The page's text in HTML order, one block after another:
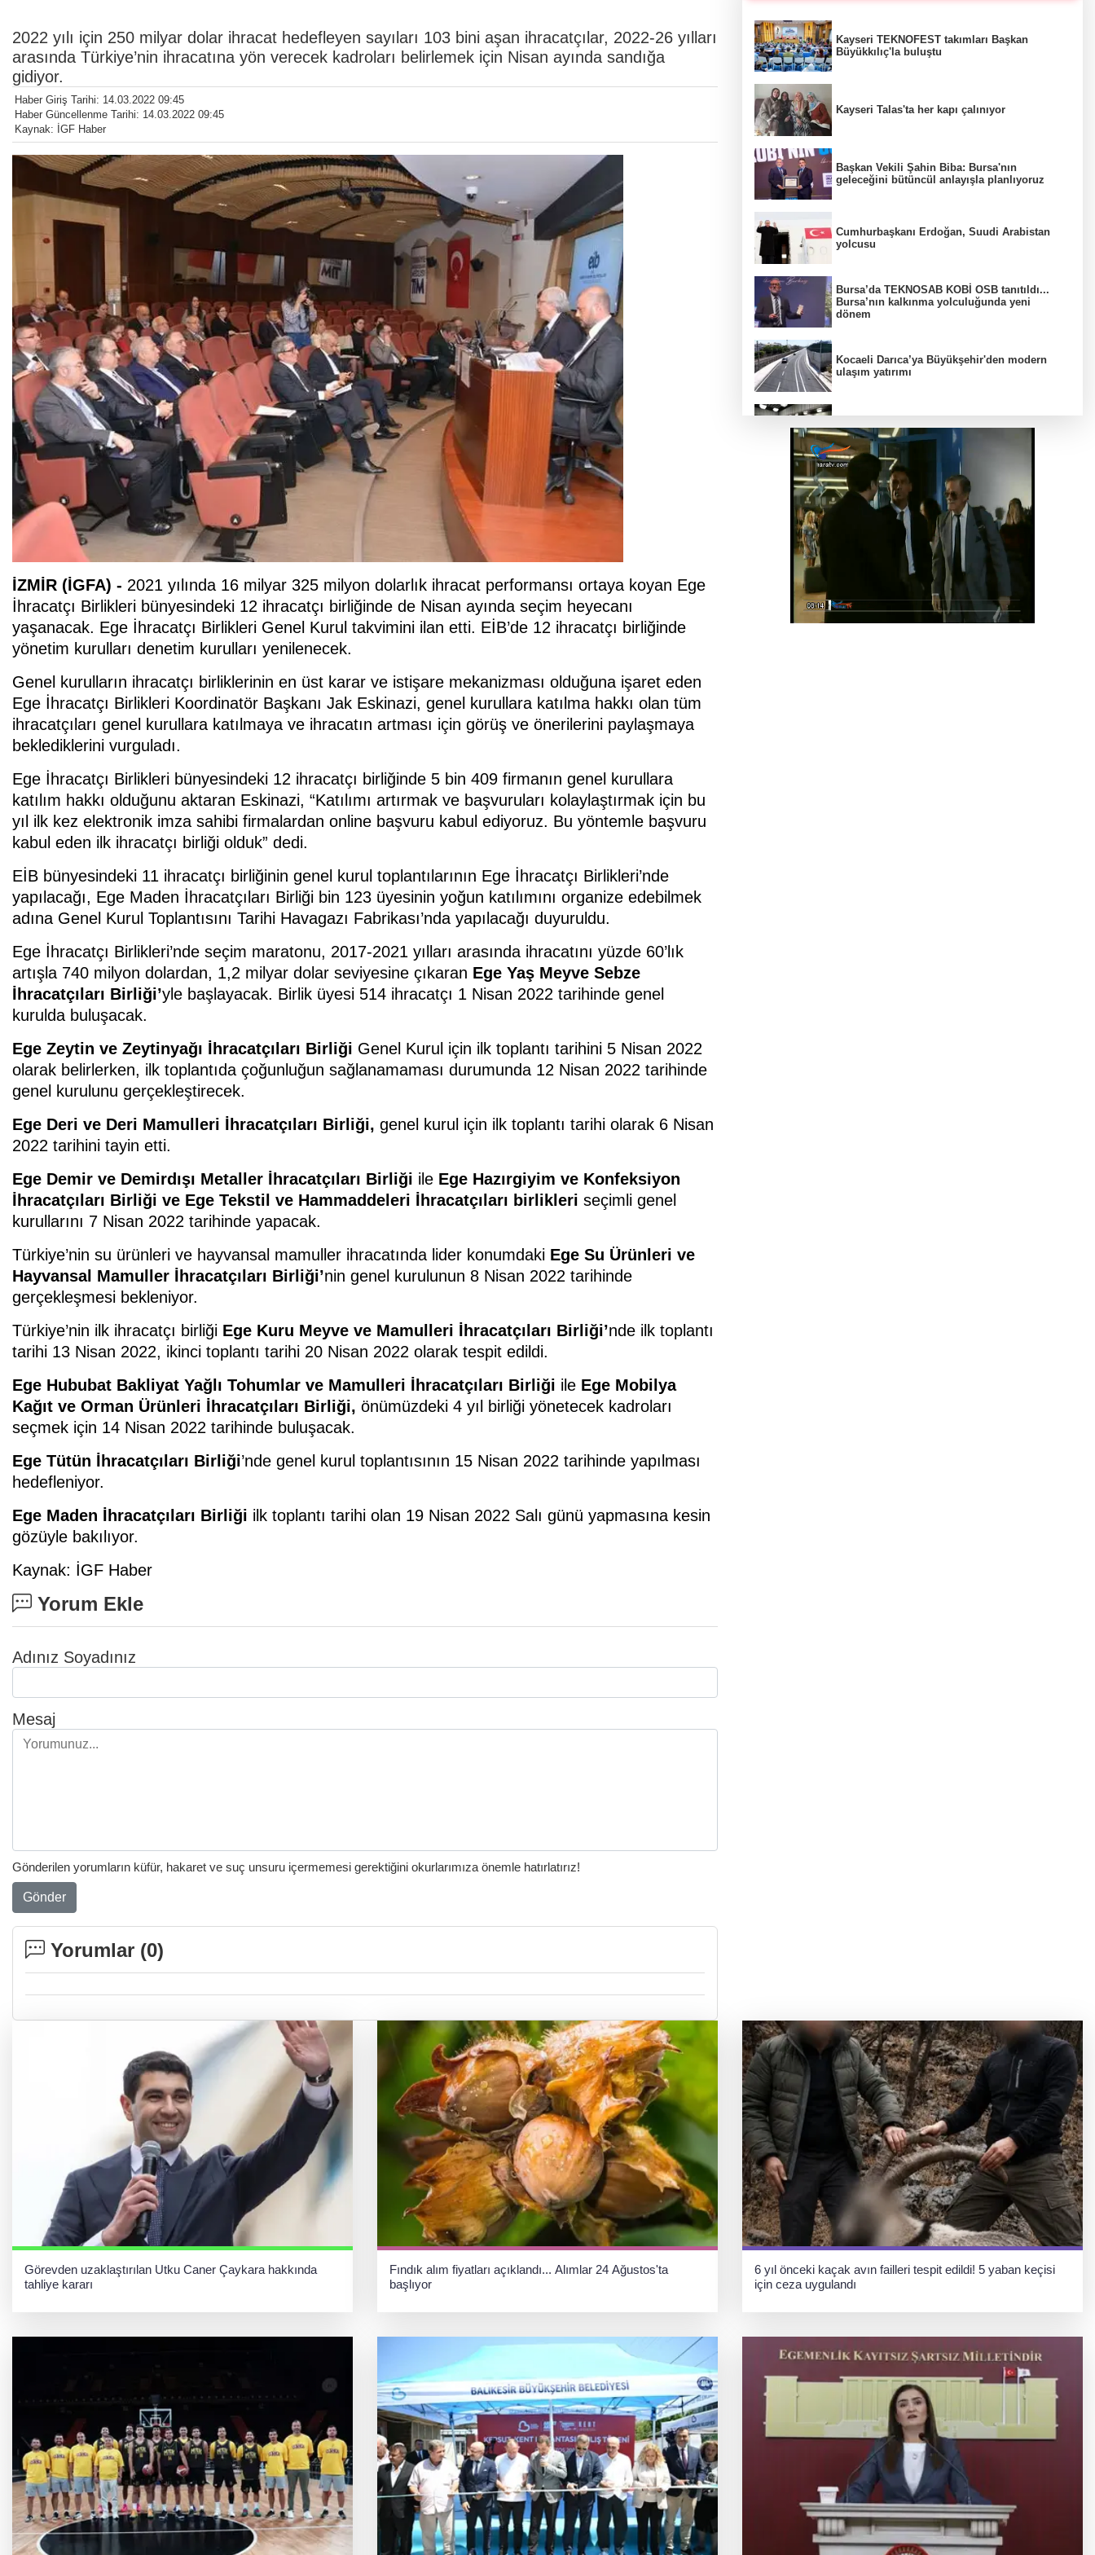
2022 yılı için 250 milyar dolar ihracat hedefleyen sayıları 103 bini aşan ihracatçılar, 2022-26 yılları
arasında Türkiye’nin ihracatına yön verecek kadroları belirlemek için Nisan ayında sandığa
gidiyor.
Haber Giriş Tarihi: 14.03.2022 09:45
Haber Güncellenme Tarihi: 14.03.2022 09:45
Kaynak: İGF Haber
İZMİR (İGFA) - 2021 yılında 16 milyar 325 milyon dolarlık ihracat performansı ortaya koyan Ege
İhracatçı Birlikleri bünyesindeki 12 ihracatçı birliğinde de Nisan ayında seçim heyecanı
yaşanacak. Ege İhracatçı Birlikleri Genel Kurul takvimini ilan etti. EİB’de 12 ihracatçı birliğinde
yönetim kurulları denetim kurulları yenilenecek.
Genel kurulların ihracatçı birliklerinin en üst karar ve istişare mekanizması olduğuna işaret eden
Ege İhracatçı Birlikleri Koordinatör Başkanı Jak Eskinazi, genel kurullara katılma hakkı olan tüm
ihracatçıları genel kurullara katılmaya ve ihracatın artması için görüş ve önerilerini paylaşmaya
beklediklerini vurguladı.
Ege İhracatçı Birlikleri bünyesindeki 12 ihracatçı birliğinde 5 bin 409 firmanın genel kurullara
katılım hakkı olduğunu aktaran Eskinazi, “Katılımı artırmak ve başvuruları kolaylaştırmak için bu
yıl ilk kez elektronik imza sahibi firmalardan online başvuru kabul ediyoruz. Bu yöntemle başvuru
kabul eden ilk ihracatçı birliği olduk” dedi.
EİB bünyesindeki 11 ihracatçı birliğinin genel kurul toplantılarının Ege İhracatçı Birlikleri’nde
yapılacağı, Ege Maden İhracatçıları Birliği bin 123 üyesinin yoğun katılımını organize edebilmek
adına Genel Kurul Toplantısını Tarihi Havagazı Fabrikası’nda yapılacağı duyuruldu.
Ege İhracatçı Birlikleri’nde seçim maratonu, 2017-2021 yılları arasında ihracatını yüzde 60’lık
artışla 740 milyon dolardan, 1,2 milyar dolar seviyesine çıkaran Ege Yaş Meyve Sebze
İhracatçıları Birliği’yle başlayacak. Birlik üyesi 514 ihracatçı 1 Nisan 2022 tarihinde genel
kurulda buluşacak.
Ege Zeytin ve Zeytinyağı İhracatçıları Birliği Genel Kurul için ilk toplantı tarihini 5 Nisan 2022
olarak belirlerken, ilk toplantıda çoğunluğun sağlanamaması durumunda 12 Nisan 2022 tarihinde
genel kurulunu gerçekleştirecek.
Ege Deri ve Deri Mamulleri İhracatçıları Birliği, genel kurul için ilk toplantı tarihi olarak 6 Nisan
2022 tarihini tayin etti.
Ege Demir ve Demirdışı Metaller İhracatçıları Birliği ile Ege Hazırgiyim ve Konfeksiyon
İhracatçıları Birliği ve Ege Tekstil ve Hammaddeleri İhracatçıları birlikleri seçimli genel
kurullarını 7 Nisan 2022 tarihinde yapacak.
Türkiye’nin su ürünleri ve hayvansal mamuller ihracatında lider konumdaki Ege Su Ürünleri ve
Hayvansal Mamuller İhracatçıları Birliği’nin genel kurulunun 8 Nisan 2022 tarihinde
gerçekleşmesi bekleniyor.
Türkiye’nin ilk ihracatçı birliği Ege Kuru Meyve ve Mamulleri İhracatçıları Birliği’nde ilk toplantı
tarihi 13 Nisan 2022, ikinci toplantı tarihi 20 Nisan 2022 olarak tespit edildi.
Ege Hububat Bakliyat Yağlı Tohumlar ve Mamulleri İhracatçıları Birliği ile Ege Mobilya
Kağıt ve Orman Ürünleri İhracatçıları Birliği, önümüzdeki 4 yıl birliği yönetecek kadroları
seçmek için 14 Nisan 2022 tarihinde buluşacak.
Ege Tütün İhracatçıları Birliği’nde genel kurul toplantısının 15 Nisan 2022 tarihinde yapılması
hedefleniyor.
Ege Maden İhracatçıları Birliği ilk toplantı tarihi olan 19 Nisan 2022 Salı günü yapmasına kesin
gözüyle bakılıyor.
Kaynak: İGF Haber
Yorum Ekle
Adınız Soyadınız
Mesaj
Gönderilen yorumların küfür, hakaret ve suç unsuru içermemesi gerektiğini okurlarımıza önemle hatırlatırız!
Gönder
Yorumlar (0)
Kayseri TEKNOFEST takımları Başkan
Büyükkılıç'la buluştu
Kayseri Talas'ta her kapı çalınıyor
Başkan Vekili Şahin Biba: Bursa'nın
geleceğini bütüncül anlayışla planlıyoruz
Cumhurbaşkanı Erdoğan, Suudi Arabistan
yolcusu
Bursa’da TEKNOSAB KOBİ OSB tanıtıldı...
Bursa’nın kalkınma yolculuğunda yeni
dönem
Kocaeli Darıca’ya Büyükşehir'den modern
ulaşım yatırımı
Türkiye, bölgesel güvenlik ve Gazze mesajı
Yakıt barcı filosuna iki yeni gemi
Türk Tarih Kurumu’ndan tarihi içerikler tek
Türkiye ile Vietnam arasında 'hava'da yeni
dönem... Sefer kapasitesi artırıldı
Görevden uzaklaştırılan Utku Caner Çaykara hakkında
tahliye kararı
Fındık alım fiyatları açıklandı... Alımlar 24 Ağustos'ta
başlıyor
6 yıl önceki kaçak avın failleri tespit edildi! 5 yaban keçisi
için ceza uygulandı